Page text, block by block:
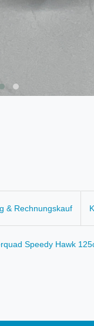
& Rechnungskauf
Speedy Hawk